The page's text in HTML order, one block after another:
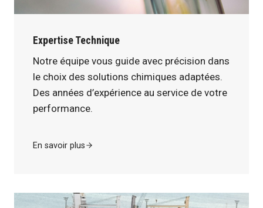
Expertise Technique
Notre équipe vous guide avec précision dans
le choix des solutions chimiques adaptées.
Des années d’expérience au service de votre
performance.
En savoir plus